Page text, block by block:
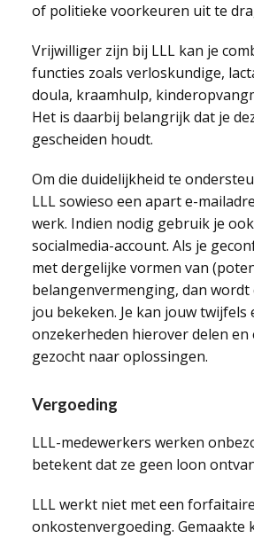
of politieke voorkeuren uit te
Vrijwilliger zijn bij LLL kan je
functies zoals verloskundige,
doula, kraamhulp,
Het is daarbij belangrijk dat je
gescheiden houdt.
Om die duidelijkheid te
LLL sowieso een apart e-
werk. Indien nodig gebruik je
socialmedia-account. Als je
met dergelijke vormen van
belangenvermenging, dan
jou bekeken. Je kan jouw twijfels
onzekerheden hierover delen en
gezocht naar oplossingen.
Vergoeding
LLL-medewerkers werken
betekent dat ze geen loon
LLL werkt niet met een forfaitaire
onkostenvergoeding. Gemaakte